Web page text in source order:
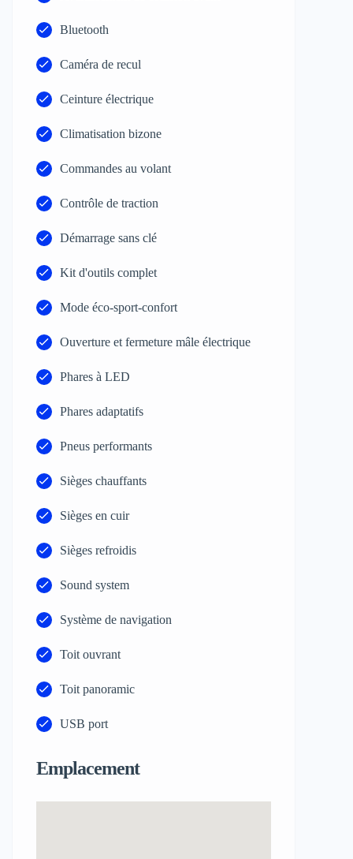
Bluetooth
Caméra de recul
Ceinture électrique
Climatisation bizone
Commandes au volant
Contrôle de traction
Démarrage sans clé
Kit d'outils complet
Mode éco-sport-confort
Ouverture et fermeture mâle électrique
Phares à LED
Phares adaptatifs
Pneus performants
Sièges chauffants
Sièges en cuir
Sièges refroidis
Sound system
Système de navigation
Toit ouvrant
Toit panoramic
USB port
Emplacement